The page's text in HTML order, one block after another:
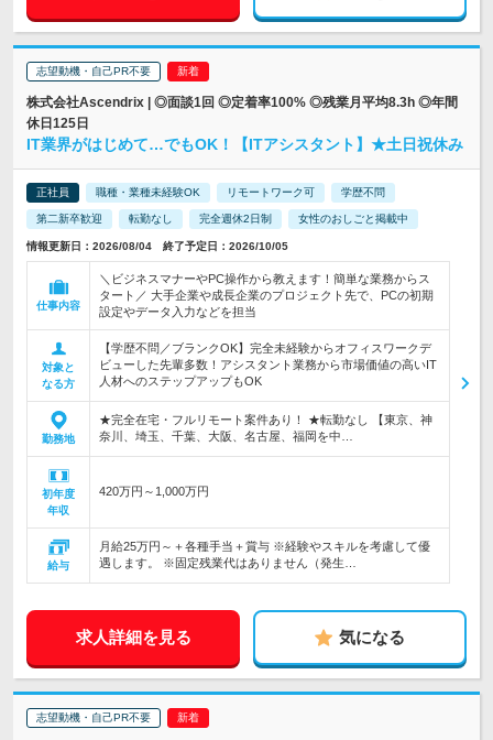
志望動機・自己PR不要
株式会社Ascendrix | ◎面談1回 ◎定着率100% ◎残業月平均8.3h ◎年間
休日125日
IT業界がはじめて…でもOK！【ITアシスタント】★土日祝休み
正社員 職種・業種未経験OK リモートワーク可 学歴不問
第二新卒歓迎 転勤なし 完全週休2日制 女性のおしごと掲載中
情報更新日：2026/08/04 終了予定日：2026/10/05
仕事内容
＼ビジネスマナーやPC操作から教えます！簡単な業務からス
タート／ 大手企業や成長企業のプロジェクト先で、PCの初期
設定やデータ入力などを担当
対象と
なる方
【学歴不問／ブランクOK】完全未経験からオフィスワークデ
ビューした先輩多数！アシスタント業務から市場価値の高いIT
人材へのステップアップもOK
勤務地
★完全在宅・フルリモート案件あり！ ★転勤なし 【東京、神
奈川、埼玉、千葉、大阪、名古屋、福岡を中…
初年度
年収
420万円～1,000万円
給与
月給25万円～＋各種手当＋賞与 ※経験やスキルを考慮して優
遇します。 ※固定残業代はありません（発生…
求人詳細を見る 気になる
志望動機・自己PR不要